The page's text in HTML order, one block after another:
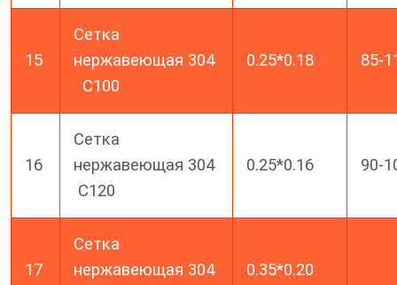
15
Сетка
нержавеющая 304
С100
0.25*0.18 85-
16
Сетка
нержавеющая 304
С120
0.25*0.16 90-
17
Сетка
нержавеющая 304
0.35*0.20